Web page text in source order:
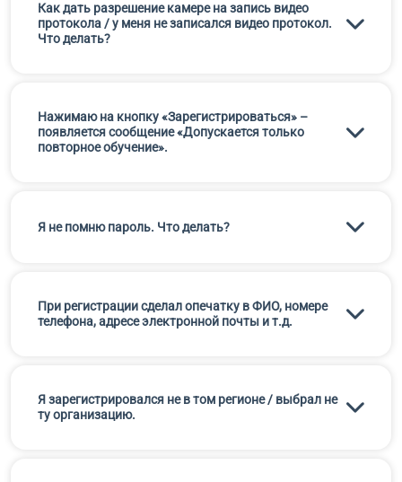
Как дать разрешение камере на запись видео
протокола / у меня не записался видео протокол.
Что делать?
Нажимаю на кнопку «Зарегистрироваться» –
появляется сообщение «Допускается только
повторное обучение».
Я не помню пароль. Что делать?
При регистрации сделал опечатку в ФИО, номере
телефона, адресе электронной почты и т.д.
Я зарегистрировался не в том регионе / выбрал не
ту организацию.